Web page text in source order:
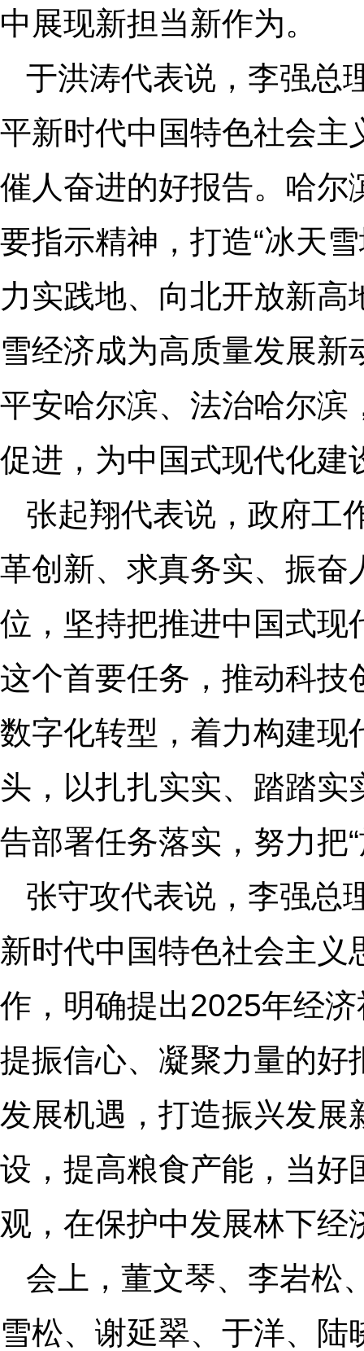
中展现新担当新作为。
于洪涛代表说，李强总
平新时代中国特色社会主
催人奋进的好报告。哈尔
要指示精神，打造“冰天
力实践地、向北开放新高
雪经济成为高质量发展
平安哈尔滨、法治哈尔滨
促进，为中国式现代化建
张起翔代表说，政府工
革创新、求真务实、振奋
位，坚持把推进中国式现
这个首要任务，推动科技
数字化转型，着力构建现
头，以扎扎实实、踏踏
告部署任务落实，努力把
张守攻代表说，李强总
新时代中国特色社会主
作，明确提出2025年经
提振信心、凝聚力量的好
发展机遇，打造振兴发展
设，提高粮食产能，当好
观，在保护中发展林下经
会上，董文琴、李岩松
雪松、谢延翠、于洋、